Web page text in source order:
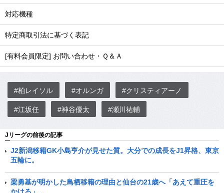
対応機種
特定商取引法に基づく表記
[有料会員限定] お問い合わせ・Ｑ＆Ａ
#柏レイソル #オルンガ #クリスティアーノ
#江坂任 #神谷優太 #瀬川祐輔
Jリーグの前後の記事
J2新潟移籍GK小島亨介が見せた質。大分での成長をJ1昇格、東京
五輪に。
梁勇基が明かした鳥栖移籍の理由と仙台の21歳へ「あえて重圧を